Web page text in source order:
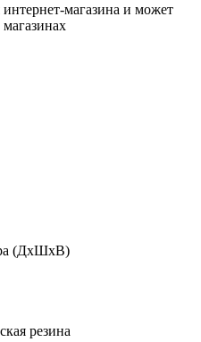
магазина и может
(ДхШхВ)
резина